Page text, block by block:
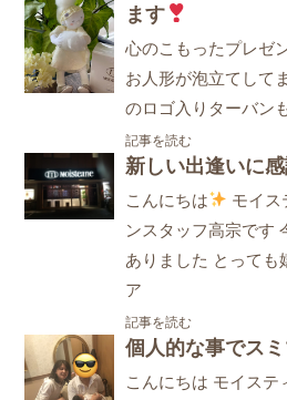
ます
心のこもったプレゼ
お人形が泡立てして
のロゴ入りターバン
記事を読む
新しい出逢いに
こんにちは
モイス
ンスタッフ高宗です
ありました とっても
ア
記事を読む
個人的な事でス
こんにちは モイステ